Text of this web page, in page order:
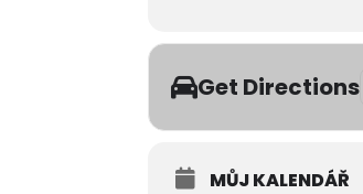
Get Directions
MŮJ KALENDÁŘ